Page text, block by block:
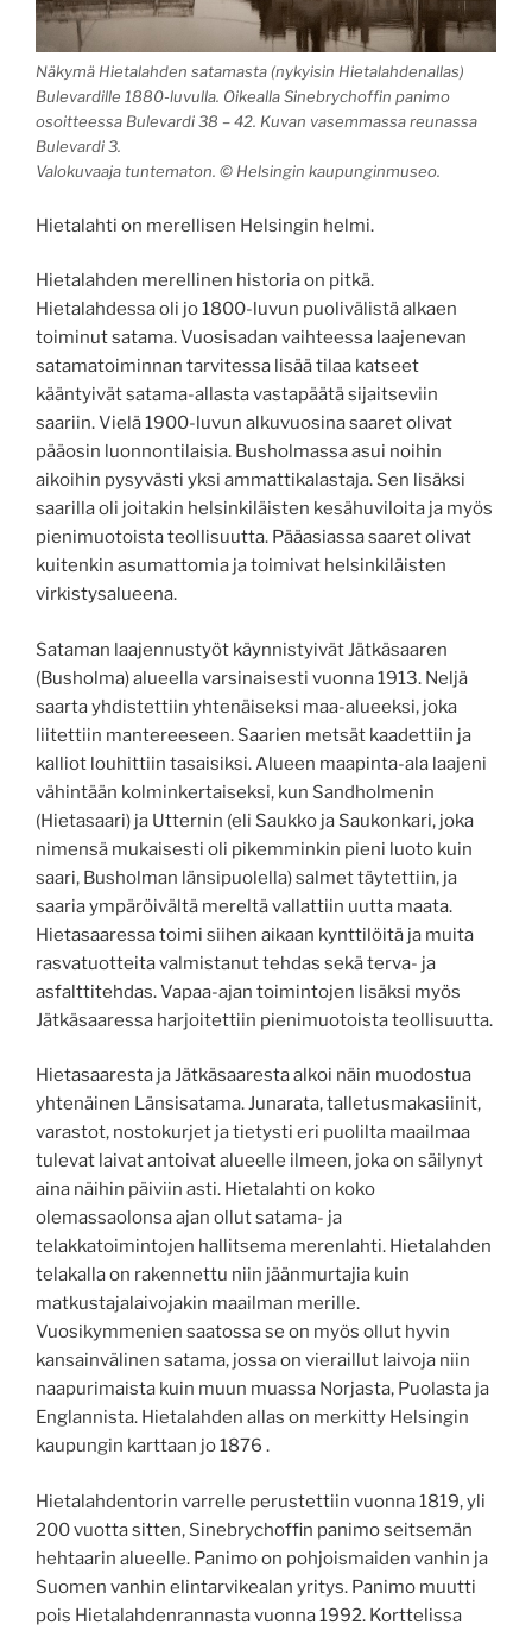
Näkymä Hietalahden satamasta (nykyisin Hietalahdenallas)
Bulevardille 1880-luvulla. Oikealla Sinebrychoffin panimo
osoitteessa Bulevardi 38 – 42. Kuvan vasemmassa reunassa
Bulevardi 3.
Valokuvaaja tuntematon. © Helsingin kaupunginmuseo.
Hietalahti on merellisen Helsingin helmi.
Hietalahden merellinen historia on pitkä.
Hietalahdessa oli jo 1800-luvun puolivälistä alkaen
toiminut satama. Vuosisadan vaihteessa laajenevan
satamatoiminnan tarvitessa lisää tilaa katseet
kääntyivät satama-allasta vastapäätä sijaitseviin
saariin. Vielä 1900-luvun alkuvuosina saaret olivat
pääosin luonnontilaisia. Busholmassa asui noihin
aikoihin pysyvästi yksi ammattikalastaja. Sen lisäksi
saarilla oli joitakin helsinkiläisten kesähuviloita ja myös
pienimuotoista teollisuutta. Pääasiassa saaret olivat
kuitenkin asumattomia ja toimivat helsinkiläisten
virkistysalueena.
Sataman laajennustyöt käynnistyivät Jätkäsaaren
(Busholma) alueella varsinaisesti vuonna 1913. Neljä
saarta yhdistettiin yhtenäiseksi maa-alueeksi, joka
liitettiin mantereeseen. Saarien metsät kaadettiin ja
kalliot louhittiin tasaisiksi. Alueen maapinta-ala laajeni
vähintään kolminkertaiseksi, kun Sandholmenin
(Hietasaari) ja Utternin (eli Saukko ja Saukonkari, joka
nimensä mukaisesti oli pikemminkin pieni luoto kuin
saari, Busholman länsipuolella) salmet täytettiin, ja
saaria ympäröivältä mereltä vallattiin uutta maata.
Hietasaaressa toimi siihen aikaan kynttilöitä ja muita
rasvatuotteita valmistanut tehdas sekä terva- ja
asfalttitehdas. Vapaa-ajan toimintojen lisäksi myös
Jätkäsaaressa harjoitettiin pienimuotoista teollisuutta.
Hietasaaresta ja Jätkäsaaresta alkoi näin muodostua
yhtenäinen Länsisatama. Junarata, talletusmakasiinit,
varastot, nostokurjet ja tietysti eri puolilta maailmaa
tulevat laivat antoivat alueelle ilmeen, joka on säilynyt
aina näihin päiviin asti. Hietalahti on koko
olemassaolonsa ajan ollut satama- ja
telakkatoimintojen hallitsema merenlahti. Hietalahden
telakalla on rakennettu niin jäänmurtajia kuin
matkustajalaivojakin maailman merille.
Vuosikymmenien saatossa se on myös ollut hyvin
kansainvälinen satama, jossa on vieraillut laivoja niin
naapurimaista kuin muun muassa Norjasta, Puolasta ja
Englannista. Hietalahden allas on merkitty Helsingin
kaupungin karttaan jo 1876 .
Hietalahdentorin varrelle perustettiin vuonna 1819, yli
200 vuotta sitten, Sinebrychoffin panimo seitsemän
hehtaarin alueelle. Panimo on pohjoismaiden vanhin ja
Suomen vanhin elintarvikealan yritys. Panimo muutti
pois Hietalahdenrannasta vuonna 1992. Korttelissa